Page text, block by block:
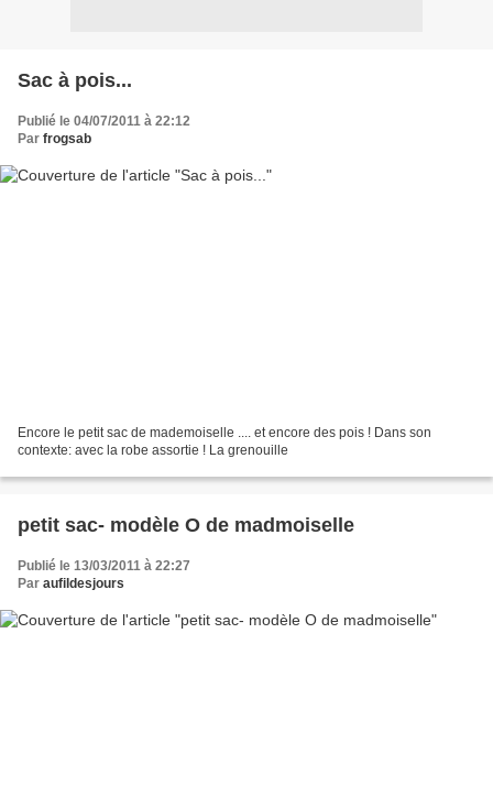
Sac à pois...
Publié le 04/07/2011 à 22:12
Par frogsab
Encore le petit sac de mademoiselle .... et encore des pois ! Dans son
contexte: avec la robe assortie ! La grenouille
petit sac- modèle O de madmoiselle
Publié le 13/03/2011 à 22:27
Par aufildesjours